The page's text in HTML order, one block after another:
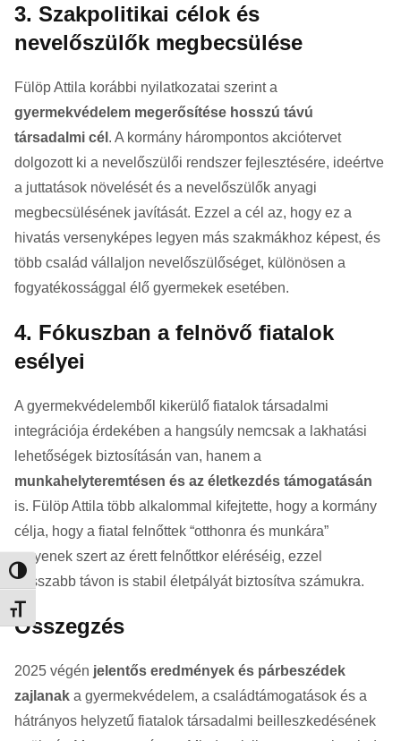
Nagy kontraszt váltása
Betűméret váltása
3. Szakpolitikai célok és
nevelőszülők megbecsülése
Fülöp Attila korábbi nyilatkozatai szerint a
gyermekvédelem megerősítése hosszú távú
társadalmi cél . A kormány hárompontos akciótervet
dolgozott ki a nevelőszülői rendszer fejlesztésére, ideértve
a juttatások növelését és a nevelőszülők anyagi
megbecsülésének javítását. Ezzel a cél az, hogy ez a
hivatás versenyképes legyen más szakmákhoz képest, és
több család vállaljon nevelőszülőséget, különösen a
fogyatékossággal élő gyermekek esetében.
4. Fókuszban a felnövő fiatalok
esélyei
A gyermekvédelemből kikerülő fiatalok társadalmi
integrációja érdekében a hangsúly nemcsak a lakhatási
lehetőségek biztosításán van, hanem a
munkahelyteremtésen és az életkezdés támogatásán
is. Fülöp Attila több alkalommal kifejtette, hogy a kormány
célja, hogy a fiatal felnőttek “otthonra és munkára”
tegyenek szert az érett felnőttkor eléréséig, ezzel
hosszabb távon is stabil életpályát biztosítva számukra.
Összegzés
2025 végén jelentős eredmények és párbeszédek
zajlanak a gyermekvédelem, a családtámogatások és a
hátrányos helyzetű fiatalok társadalmi beilleszkedésének